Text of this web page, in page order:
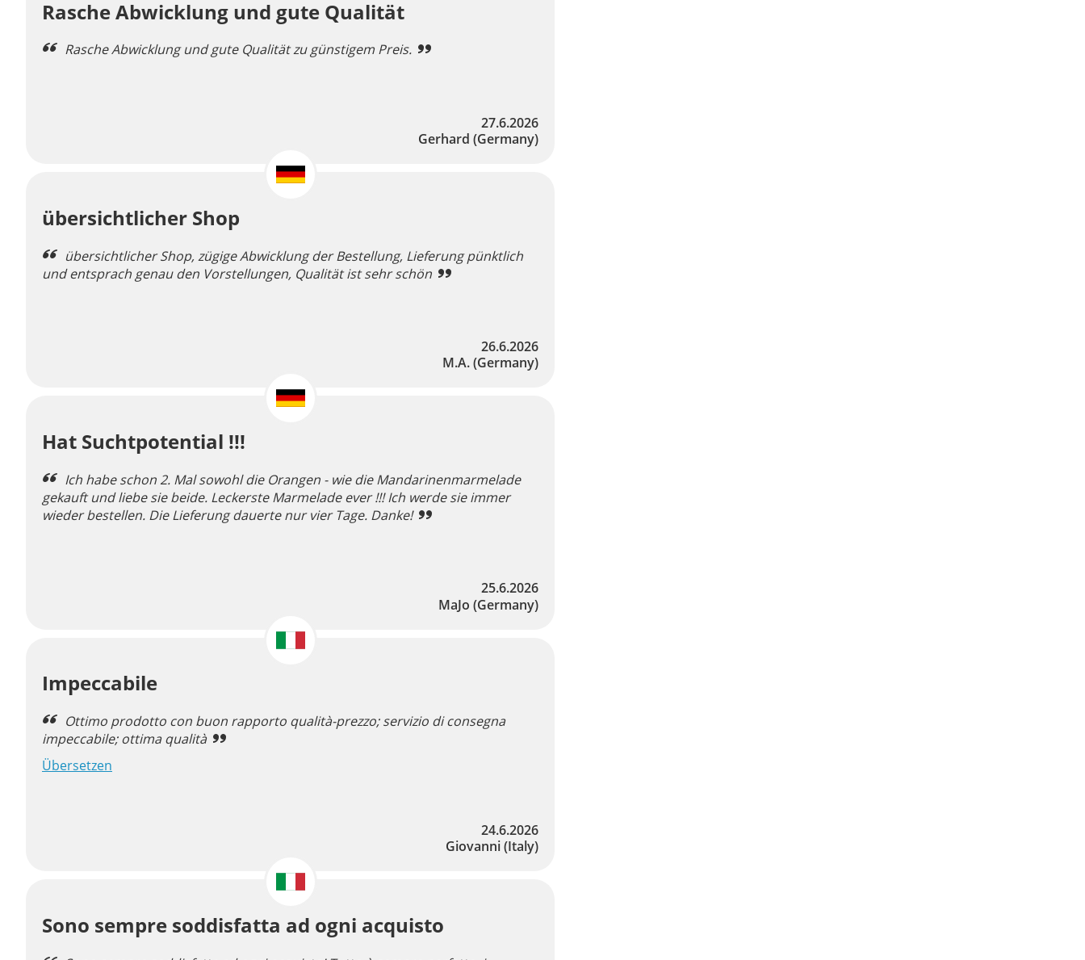
Rasche Abwicklung und gute Qualität
Rasche Abwicklung und gute Qualität zu günstigem Preis.
27.6.2026
Gerhard (Germany)
übersichtlicher Shop
übersichtlicher Shop, zügige Abwicklung der Bestellung, Lieferung pünktlich
und entsprach genau den Vorstellungen, Qualität ist sehr schön
26.6.2026
M.A.(Germany)
Hat Suchtpotential !!!
Ich habe schon 2. Mal sowohl die Orangen - wie die Mandarinenmarmelade
gekauft und liebe sie beide. Leckerste Marmelade ever !!! Ich werde sie immer
wieder bestellen. Die Lieferung dauerte nur vier Tage. Danke!
25.6.2026
MaJo (Germany)
Impeccabile
Ottimo prodotto con buon rapporto qualità-prezzo; servizio di consegna
impeccabile; ottima qualità
Übersetzen
24.6.2026
Giovanni(Italy)
Sono sempre soddisfatta ad ogni acquisto